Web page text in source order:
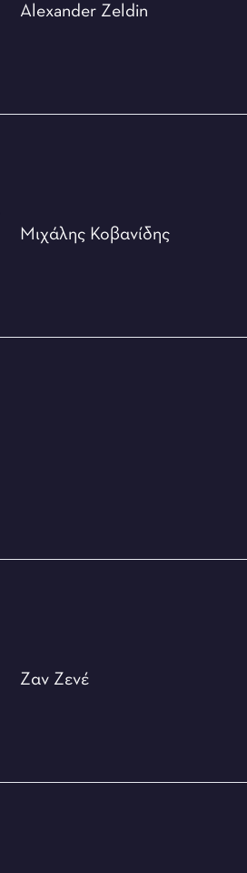
Alexander Zeldin
Μιχάλης Κοβανίδης
Ζαν Ζενέ